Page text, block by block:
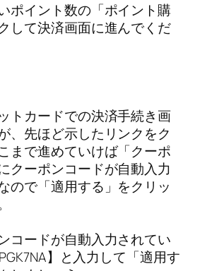
ポイント数の「ポイント購
して決済画面に進んでくだ
トカードでの決済手続き画
、先ほど示したリンクをク
まで進めていけば「クーポ
クーポンコードが自動入力
ので「適用する」をクリッ
コードが自動入力されてい
】と入力して「適用す